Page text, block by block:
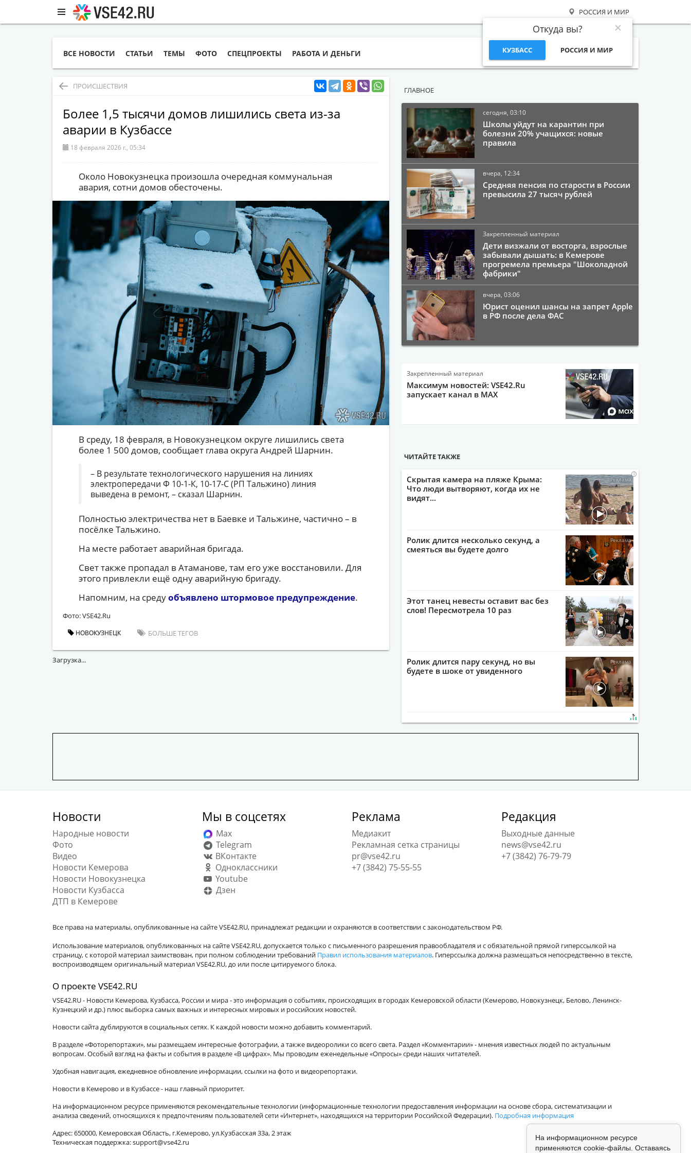
РОССИЯ И МИР
Откуда вы?
КУЗБАСС РОССИЯ И МИР
ВСЕ НОВОСТИ СТАТЬИ ТЕМЫ ФОТО СПЕЦПРОЕКТЫ РАБОТА И ДЕНЬГИ Поиск
ПРОИСШЕСТВИЯ
Более 1,5 тысячи домов лишились света из-за
аварии в Кузбассе
18 февраля 2026 г., 05:34
Около Новокузнецка произошла очередная коммунальная
авария, сотни домов обесточены.
В среду, 18 февраля, в Новокузнецком округе лишились света
более 1 500 домов, сообщает глава округа Андрей Шарнин.
– В результате технологического нарушения на линиях
электропередачи Ф 10-1-К, 10-17-С (РП Тальжино) линия
выведена в ремонт, – сказал Шарнин.
Полностью электричества нет в Баевке и Тальжине, частично – в
посёлке Тальжино.
На месте работает аварийная бригада.
Свет также пропадал в Атаманове, там его уже восстановили. Для
этого привлекли ещё одну аварийную бригаду.
Напомним, на средуобъявлено штормовое предупреждение.
Фото: VSE42.Ru
НОВОКУЗНЕЦК БОЛЬШЕ ТЕГОВ
Загрузка...
ГЛАВНОЕ
сегодня, 03:10
Школы уйдут на карантин при
болезни 20% учащихся: новые
правила
вчера, 12:34
Средняя пенсия по старости в России
превысила 27 тысяч рублей
Закрепленный материал
Дети визжали от восторга, взрослые
забывали дышать: в Кемерове
прогремела премьера "Шоколадной
фабрики"
вчера, 03:06
Юрист оценил шансы на запрет Apple
в РФ после дела ФАС
Закрепленный материал
Максимум новостей: VSE42.Ru
запускает канал в MAX
ЧИТАЙТЕ ТАКЖЕ
i
Скрытая камера на пляже Крыма:
Что люди вытворяют, когда их не
видят...
i
Ролик длится несколько секунд, а
смеяться вы будете долго
i
Этот танец невесты оставит вас без
слов! Пересмотрела 10 раз
i
Ролик длится пару секунд, но вы
будете в шоке от увиденного
Новости
Народные новости
Фото
Видео
Новости Кемерова
Новости Новокузнецка
Новости Кузбасса
ДТП в Кемерове
Мы в соцсетях
Max
Telegram
ВКонтакте
Одноклассники
Youtube
Дзен
Реклама
Медиакит
Рекламная сетка страницы
pr@vse42.ru
+7 (3842) 75-55-55
Редакция
Выходные данные
news@vse42.ru
+7 (3842) 76-79-79
Все права на материалы, опубликованные на сайте VSE42.RU, принадлежат редакции и охраняются в соответствии с законодательством РФ.
Использование материалов, опубликованных на сайте VSE42.RU, допускается только с письменного разрешения правообладателя и с обязательной прямой гиперссылкой на
страницу, с которой материал заимствован, при полном соблюдении требований Правил использования материалов. Гиперссылка должна размещаться непосредственно в тексте,
воспроизводящем оригинальный материал VSE42.RU, до или после цитируемого блока.
О проекте VSE42.RU
VSE42.RU - Новости Кемерова, Кузбасса, России и мира - это информация о событиях, происходящих в городах Кемеровской области (Кемерово, Новокузнецк, Белово, Ленинск-
Кузнецкий и др.) плюс выборка самых важных и интересных мировых и российских новостей.
Новости сайта дублируются в социальных сетях. К каждой новости можно добавить комментарий.
В разделе «Фоторепортажи», мы размещаем интересные фотографии, а также видеоролики со всего света. Раздел «Комментарии» - мнения известных людей по актуальным
вопросам. Особый взгляд на факты и события в разделе «В цифрах». Мы проводим еженедельные «Опросы» среди наших читателей.
Удобная навигация, ежедневное обновление информации, ссылки на фото и видеорепортажи.
Новости в Кемерово и в Кузбассе - наш главный приоритет.
На информационном ресурсе применяются рекомендательные технологии (информационные технологии предоставления информации на основе сбора, систематизации и
анализа сведений, относящихся к предпочтениям пользователей сети «Интернет», находящихся на территории Российской Федерации). Подробная информация
Адрес: 650000, Кемеровская Область, г.Кемерово, ул.Кузбасская 33а, 2 этаж
Техническая поддержка: support@vse42.ru
На информационном ресурсе
применяются cookie-файлы. Оставаясь